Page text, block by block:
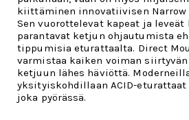
kiittäminen innovatiivisen Narrow
Sen vuorottelevat kapeat ja
parantavat ketjun ohjautumista
tippumisia eturattaalta. Direct
varmistaa kaiken voiman
ketjuun lähes häviöttä.
yksityiskohdillaan ACID-
joka pyörässä.